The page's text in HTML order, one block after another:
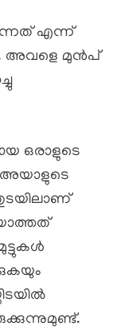
എന്ന്
അവളെ മുൻപ്
ഒരാളുടെ